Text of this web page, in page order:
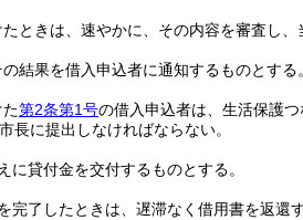
ときは、速やかに、その内容を審査し
結果を借入申込者に通知するものとする。
第2条第1号の借入申込者は、生活保護
長に提出しなければならない。
に貸付金を交付するものとする。
完了したときは、遅滞なく借用書を返還